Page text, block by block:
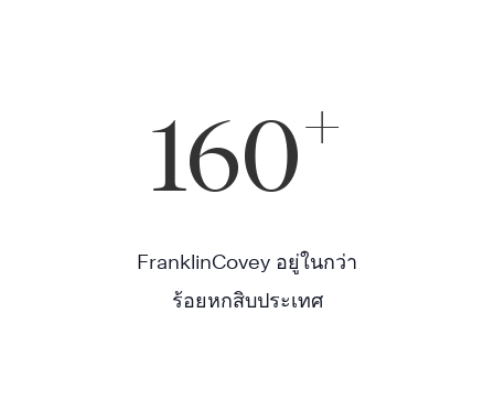
160+
FranklinCovey อยู่ในกว่า
ร้อยหกสิบประเทศ